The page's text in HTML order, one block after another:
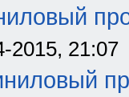
2015, 21:07